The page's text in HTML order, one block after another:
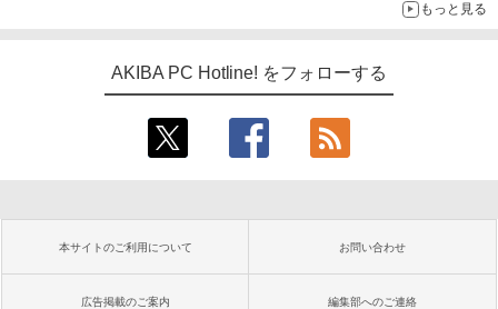
もっと見る
AKIBA PC Hotline! をフォローする
本サイトのご利用について お問い合わせ
広告掲載のご案内 編集部へのご連絡